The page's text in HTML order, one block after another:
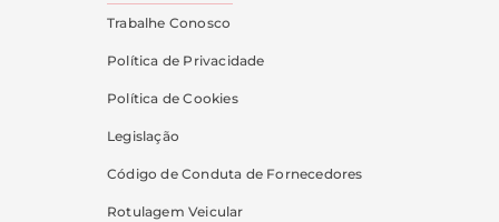
Trabalhe Conosco
Política de Privacidade
Política de Cookies
Legislação
Código de Conduta de Fornecedores
Rotulagem Veicular